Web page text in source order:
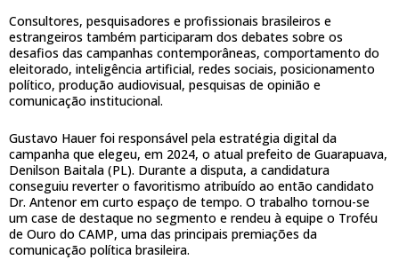
Consultores, pesquisadores e profissionais brasileiros e
estrangeiros também participaram dos debates sobre os
desafios das campanhas contemporâneas, comportamento do
eleitorado, inteligência artificial, redes sociais, posicionamento
político, produção audiovisual, pesquisas de opinião e
comunicação institucional.
Gustavo Hauer foi responsável pela estratégia digital da
campanha que elegeu, em 2024, o atual prefeito de Guarapuava,
Denilson Baitala (PL). Durante a disputa, a candidatura
conseguiu reverter o favoritismo atribuído ao então candidato
Dr. Antenor em curto espaço de tempo. O trabalho tornou-se
um case de destaque no segmento e rendeu à equipe o Troféu
de Ouro do CAMP, uma das principais premiações da
comunicação política brasileira.